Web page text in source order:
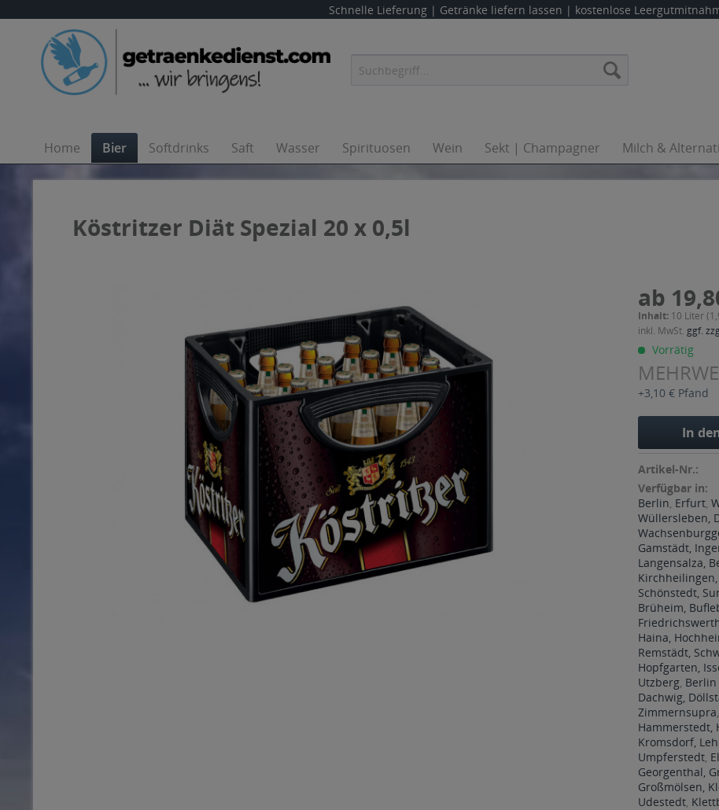
Schnelle Lieferung | Getränke liefern lassen | kostenlose
Home Bier Softdrinks Saft Wasser Spirituosen Wein Sekt | Champagner Milch &
Köstritzer Diät Spezial 20 x 0,5l
ab
Inhalt: 10 Liter
inkl. MwSt. ggf.
Vorrätig
+3,10 € Pfand
In
Artikel-Nr.:
Verfügbar in:
Berlin, Erfurt,
Wüllersleben,
Gamstädt,
Langensalza,
Schönstedt,
Brüheim,
Haina,
Remstädt,
Hopfgarten,
Utzberg,
Dachwig,
Zimmernsupra,
Hammerstedt,
Kromsdorf,
Umpferstedt,
Georgenthal,
Großmölsen,
Udestedt,